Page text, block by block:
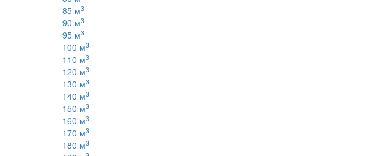
85 м3
90 м3
95 м3
100 м3
110 м3
120 м3
130 м3
140 м3
150 м3
160 м3
170 м3
180 м3